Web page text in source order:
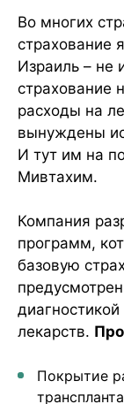
Во многих
страхование
Израиль – не
страхование
расходы на
вынуждены
И тут им на
Мивтахим.
Компания
программ,
базовую
лекарств.
Покрытие